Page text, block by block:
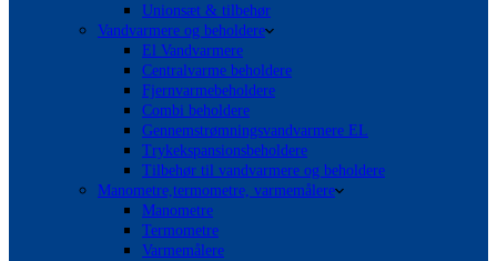
Unionsæt & tilbehør
Vandvarmere og beholdere
El Vandvarmere
Centralvarme beholdere
Fjernvarmebeholdere
Combi beholdere
Gennemstrømningsvandvarmere EL
Trykekspansionsbeholdere
Tilbehør til vandvarmere og beholdere
Manometre,termometre, varmemålere
Manometre
Termometre
Varmemålere